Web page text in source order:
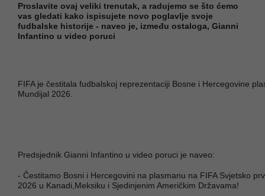
Proslavite ovaj veliki trenutak, a radujemo se što ćemo
vas gledati kako ispisujete novo poglavlje svoje
fudbalske historije - naveo je, između ostaloga, Gianni
Infantino u video poruci
FIFA je čestitala fudbalskoj reprezentaciji Bosne i Hercegovine
Mundijal 2026.
Predsjednik Gianni Infantino u video poruci je naveo:
- Čestitamo Bosni i Hercegovini na plasmanu na FIFA Svjetsko
2026 u Kanadi,Meksiku i Sjedinjenim Američkim Državama!